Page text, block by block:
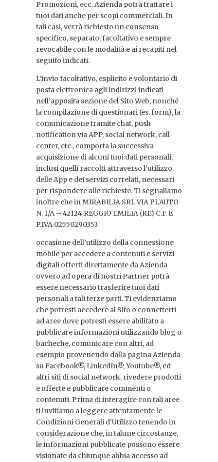
Promozioni, ecc. Azienda potrà trattare i
tuoi dati anche per scopi commerciali. In
tali casi, verrà richiesto un consenso
specifico, separato, facoltativo e sempre
revocabile con le modalità e ai recapiti nel
seguito indicati.
L’invio facoltativo, esplicito e volontario di
posta elettronica agli indirizzi indicati
nell’apposita sezione del Sito Web, nonché
la compilazione di questionari (es. form), la
comunicazione tramite chat, push
notification via APP, social network, call
center, etc., comporta la successiva
acquisizione di alcuni tuoi dati personali,
inclusi quelli raccolti attraverso l’utilizzo
delle App e dei servizi correlati, necessari
per rispondere alle richieste. Ti segnaliamo
inoltre che in MIRABILIA SRL VIA PLAUTO
N. 1/A – 42124 REGGIO EMILIA (RE) C.F. E
P.IVA 02550290353
occasione dell’utilizzo della connessione
mobile per accedere a contenuti e servizi
digitali offerti direttamente da Azienda
ovvero ad opera di nostri Partner potrà
essere necessario trasferire tuoi dati
personali a tali terze parti. Ti evidenziamo
che potresti accedere al Sito o connetterti
ad aree dove potresti essere abilitato a
pubblicare informazioni utilizzando blog o
bacheche, comunicare con altri, ad
esempio provenendo dalla pagina Azienda
su Facebook®, LinkedIn®, Youtube®, ed
altri siti di social network, rivedere prodotti
e offerte e pubblicare commenti o
contenuti. Prima di interagire con tali aree
ti invitiamo a leggere attentamente le
Condizioni Generali d’Utilizzo tenendo in
considerazione che, in talune circostanze,
le informazioni pubblicate possono essere
visionate da chiunque abbia accesso ad